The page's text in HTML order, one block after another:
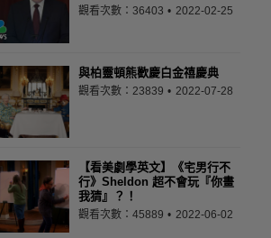
觀看次數：36403 2022-02-25
與柏靈頓熊歡慶白金禧慶典
觀看次數：23839 2022-07-28
【看美劇學英文】《宅男行不
行》Sheldon 超不會玩『你畫
我猜』？！
觀看次數：45889 2022-06-02